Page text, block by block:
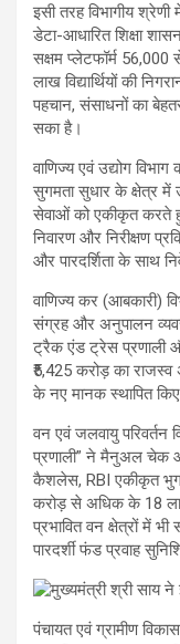
इसी तरह विभागीय श्रेणी
डेटा-आधारित शिक्षा
सक्षम प्लेटफॉर्म 56,000
लाख विद्यार्थियों की
पहचान, संसाधनों का
सका है।
वाणिज्य एवं उद्योग
सुगमता सुधार के क्षेत्र में
सेवाओं को एकीकृत करते
निवारण और निरीक्षण
और पारदर्शिता के साथ
वाणिज्य कर (आबकारी)
संग्रह और अनुपालन
ट्रैक एंड ट्रेस प्रणाली
₹5,425 करोड़ का राजस्व
के नए मानक स्थापित
वन एवं जलवायु परिवर्तन
प्रणाली” ने मैनुअल चेक
कैशलेस, RBI एकीकृत
करोड़ से अधिक के 18
प्रभावित वन क्षेत्रों में
पारदर्शी फंड प्रवाह
पंचायत एवं ग्रामीण